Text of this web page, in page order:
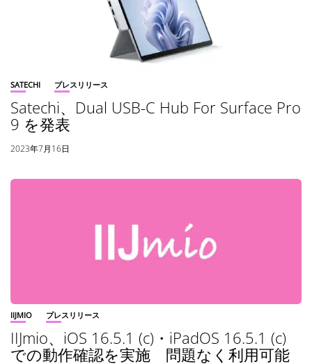
SATECHI プレスリリース
Satechi、Dual USB-C Hub For Surface Pro
9 を発表
2023年7月16日
IIJMIO プレスリリース
IIJmio、iOS 16.5.1 (c)・iPadOS 16.5.1 (c)
での動作確認を実施 問題なく利用可能